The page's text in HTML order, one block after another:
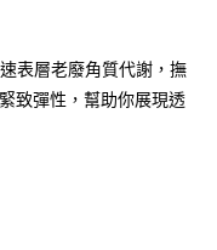
送達
表層老廢角質代謝，撫
致彈性，幫助你展現透